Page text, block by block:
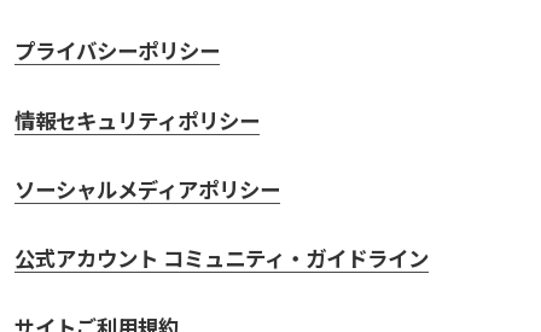
プライバシーポリシー
情報セキュリティポリシー
ソーシャルメディアポリシー
公式アカウント コミュニティ・ガイドライン